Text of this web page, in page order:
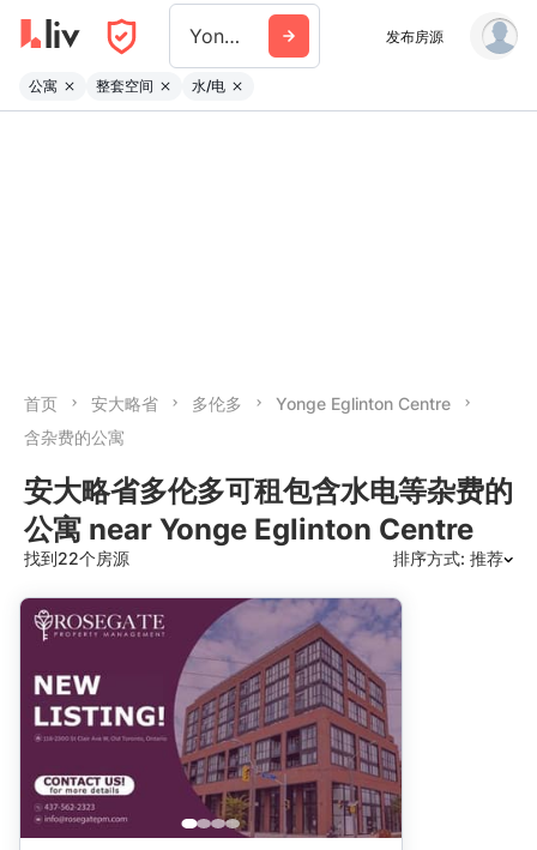
Yonge Eglinton Centre 发布房源
公寓 整套空间 水/电
首页 安大略省 多伦多
Yonge Eglinton Centre
含杂费的公寓
安大略省多伦多可租包含水电等杂费的
公寓 near Yonge Eglinton Centre
找到22个房源 排序方式: 推荐
推荐
日期: 过往日期在前
价格 - $ 到 $$$